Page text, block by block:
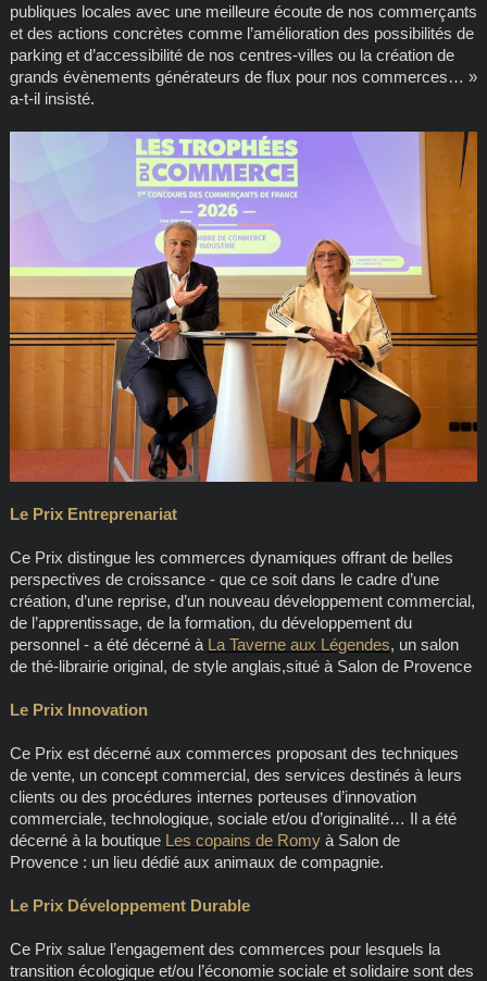
publiques locales avec une meilleure écoute de nos commerçants
et des actions concrètes comme l’amélioration des possibilités de
parking et d’accessibilité de nos centres-villes ou la création de
grands évènements générateurs de flux pour nos commerces… »
a-t-il insisté.
Le Prix Entreprenariat
Ce Prix distingue les commerces dynamiques offrant de belles
perspectives de croissance - que ce soit dans le cadre d’une
création, d’une reprise, d’un nouveau développement commercial,
de l’apprentissage, de la formation, du développement du
personnel - a été décerné à La Taverne aux Légendes, un salon
de thé-librairie original, de style anglais,situé à Salon de Provence
Le Prix Innovation
Ce Prix est décerné aux commerces proposant des techniques
de vente, un concept commercial, des services destinés à leurs
clients ou des procédures internes porteuses d’innovation
commerciale, technologique, sociale et/ou d’originalité… Il a été
décerné à la boutique Les copains de Romyà Salon de
Provence : un lieu dédié aux animaux de compagnie.
Le Prix Développement Durable
Ce Prix salue l’engagement des commerces pour lesquels la
transition écologique et/ou l’économie sociale et solidaire sont des